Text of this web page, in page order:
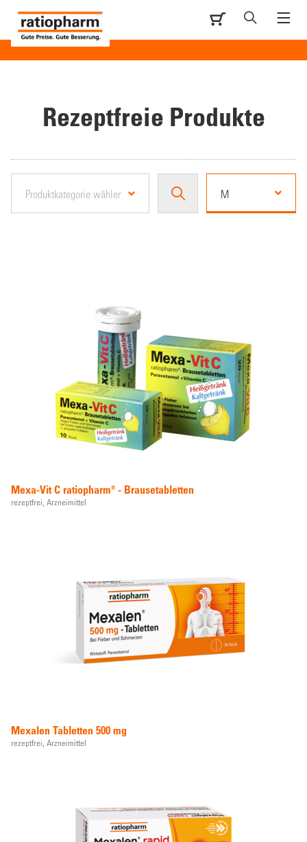
Rezeptfreie Produkte
M
Mexa-Vit C ratiopharm® - Brausetabletten
rezeptfrei, Arzneimittel
Mexalen Tabletten 500 mg
rezeptfrei, Arzneimittel